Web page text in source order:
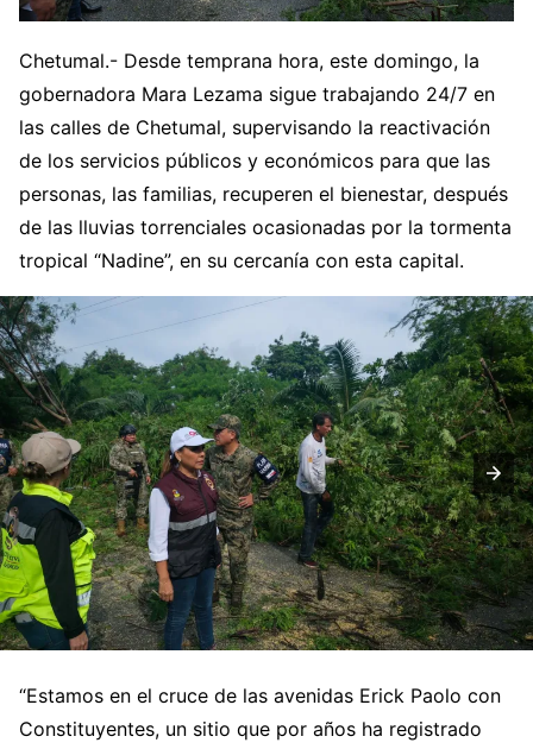
Chetumal.- Desde temprana hora, este domingo, la
gobernadora Mara Lezama sigue trabajando 24/7 en
las calles de Chetumal, supervisando la reactivación
de los servicios públicos y económicos para que las
personas, las familias, recuperen el bienestar, después
de las lluvias torrenciales ocasionadas por la tormenta
tropical “Nadine”, en su cercanía con esta capital.
“Estamos en el cruce de las avenidas Erick Paolo con
Constituyentes, un sitio que por años ha registrado